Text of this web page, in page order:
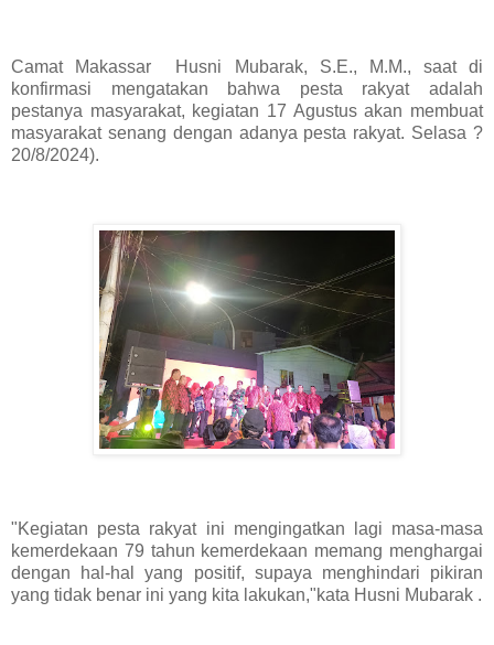
Camat Makassar Husni Mubarak, S.E., M.M., saat di
konfirmasi mengatakan bahwa pesta rakyat adalah
pestanya masyarakat, kegiatan 17 Agustus akan membuat
masyarakat senang dengan adanya pesta rakyat. Selasa ?
20/8/2024).
"Kegiatan pesta rakyat ini mengingatkan lagi masa-masa
kemerdekaan 79 tahun kemerdekaan memang menghargai
dengan hal-hal yang positif, supaya menghindari pikiran
yang tidak benar ini yang kita lakukan,"kata Husni Mubarak .